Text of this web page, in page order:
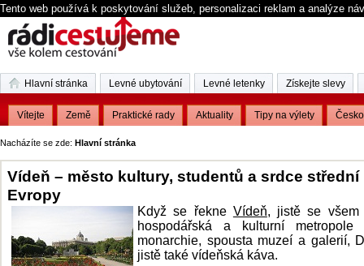
Tento web používá k poskytování služeb, personalizaci reklam a analýze
Nacházíte se zde: Hlavní stránka
Vídeň – město kultury, studentů a srdce střední
Evropy
Když se řekne Vídeň, jistě se všem
hospodářská a kulturní metropole
monarchie, spousta muzeí a galerií,
jistě také vídeňská káva.
Hlavní stránka
Vítejte Země Praktické rady Aktuality Tipy na výlety Česko
Levné ubytování Levné letenky Získejte slevy